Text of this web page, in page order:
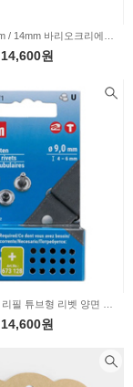
14,600원
독일프림 20개 리필 튜브형 리벳 양면 가시메 9.0mm4-6mm 403171
14,600원